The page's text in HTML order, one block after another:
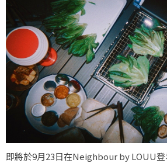
即將於9月23日在Neighbour by LOUU